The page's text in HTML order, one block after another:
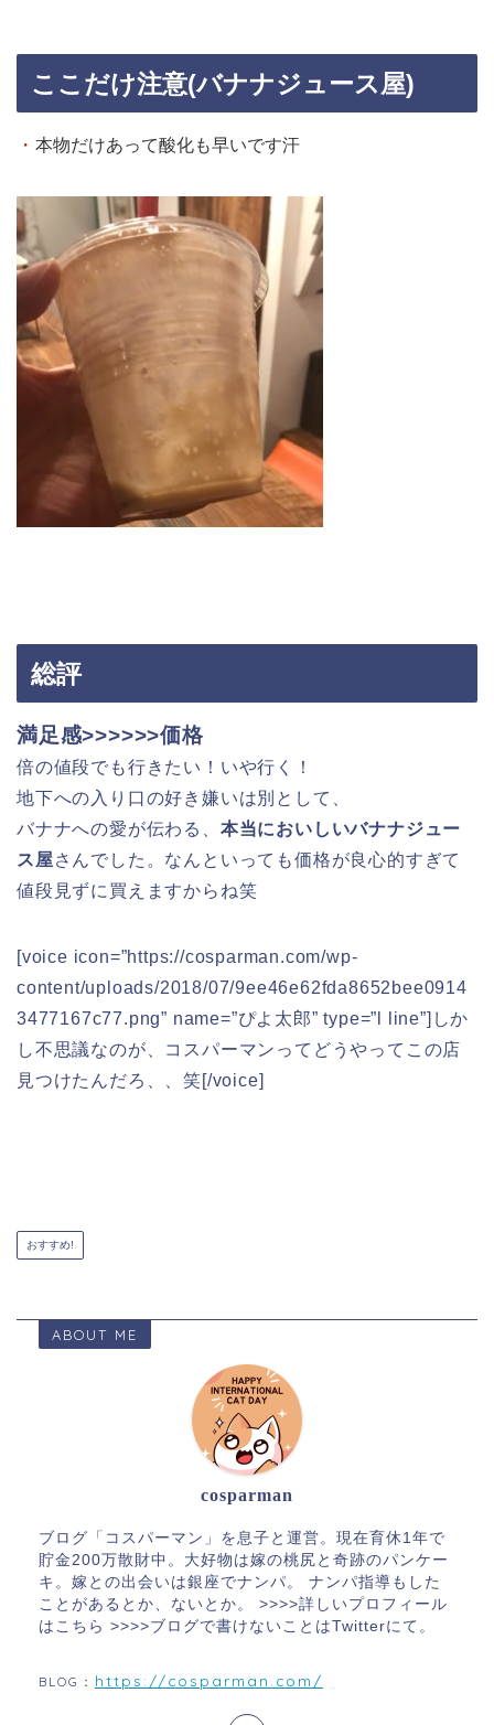
ここだけ注意(バナナジュース屋)
・ 本物だけあって酸化も早いです汗
総評
満足感>>>>>>価格
倍の値段でも行きたい！いや行く！
地下への入り口の好き嫌いは別として、
バナナへの愛が伝わる、 本当においしいバナナジュー
ス屋さんでした。なんといっても価格が良心的すぎて
値段見ずに買えますからね笑
[voice icon=”https://cosparman.com/wp-
content/uploads/2018/07/9ee46e62fda8652bee0914
3477167c77.png” name=”ぴよ太郎” type=”l line”]しか
し不思議なのが、コスパーマンってどうやってこの店
見つけたんだろ、、笑[/voice]
おすすめ!
ABOUT ME
cosparman
ブログ「コスパーマン」を息子と運営。現在育休1年で
貯金200万散財中。大好物は嫁の桃尻と奇跡のパンケー
キ。嫁との出会いは銀座でナンパ。 ナンパ指導もした
ことがあるとか、ないとか。 >>>>詳しいプロフィール
はこちら >>>>ブログで書けないことはTwitterにて。
BLOG： https://cosparman.com/